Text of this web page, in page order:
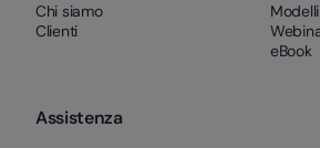
Chi siamo
Clienti
Modelli
eBook
Assistenza